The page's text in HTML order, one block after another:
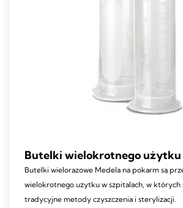
Butelki wielokrotnego użytku
Butelki wielorazowe Medela na pokarm są
wielokrotnego użytku w szpitalach, w których
tradycyjne metody czyszczenia i sterylizacji.